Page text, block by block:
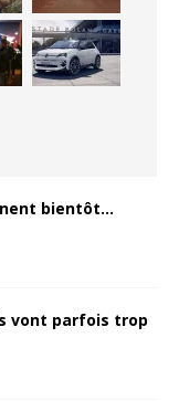
bientôt…
vont parfois trop